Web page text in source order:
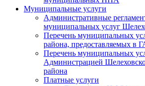
Муниципальные услуги
Административные
муниципальных услуг
Перечень муниципальных
района, предоставляемых
Перечень муниципальных
Администрацией
района
Платные услуги